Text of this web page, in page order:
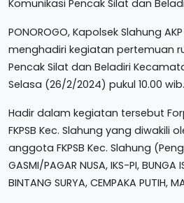
PONOROGO, Kapolsek Slahung
menghadiri kegiatan pertemuan
Pencak Silat dan Beladiri
Selasa (26/2/2024) pukul 10.00 wib.
Hadir dalam kegiatan tersebut
FKPSB Kec. Slahung yang diwakili
anggota FKPSB Kec. Slahung
GASMI/PAGAR NUSA, IKS-PI, BUNGA
BINTANG SURYA, CEMPAKA PUTIH,